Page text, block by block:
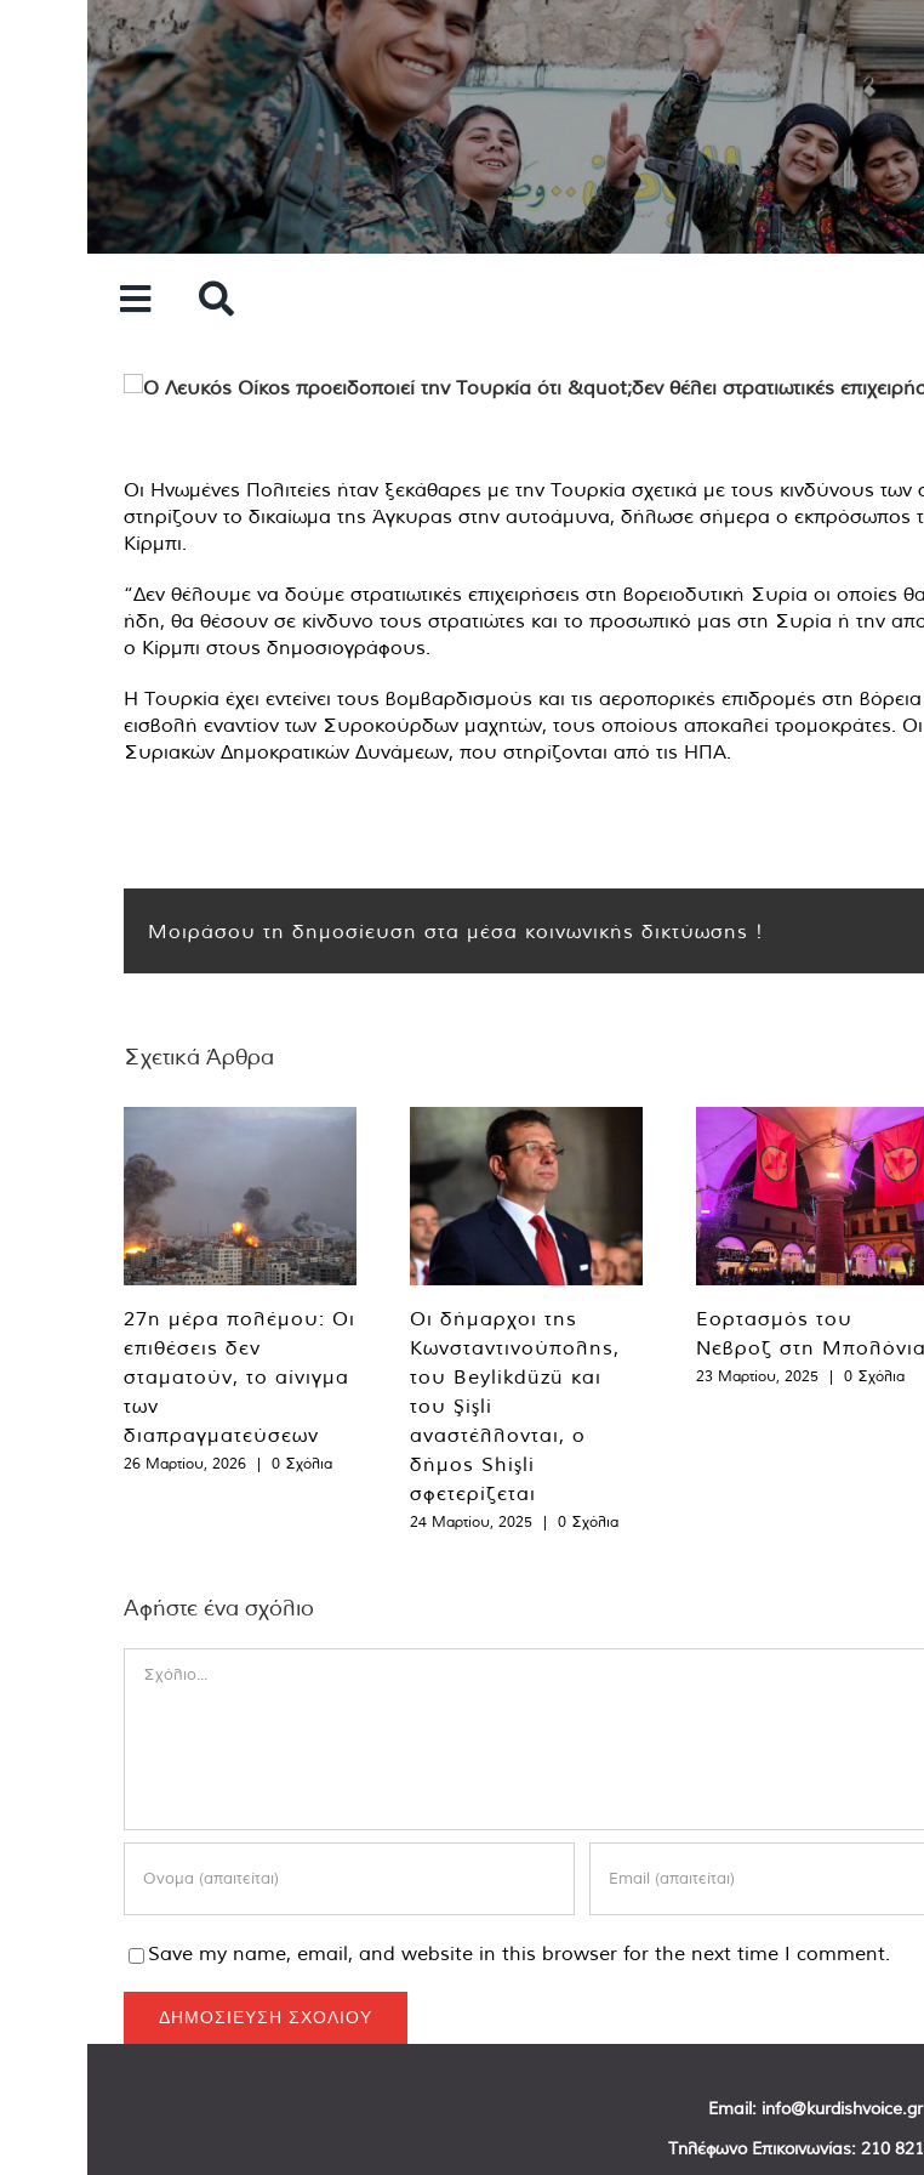
Οι Ηνωμένες Πολιτείες ήταν ξεκάθαρες με την Τουρκία σχετικά με τους κινδύνους των
στηρίζουν το δικαίωμα της Άγκυρας στην αυτοάμυνα, δήλωσε σήμερα ο
Κίρμπι.
“Δεν θέλουμε να δούμε στρατιωτικές επιχειρήσεις στη βορειοδυτική Συρία οι
ήδη, θα θέσουν σε κίνδυνο τους στρατιώτες και το προσωπικό μας στη Συρία ή την
ο Κίρμπι στους δημοσιογράφους.
Η Τουρκία έχει εντείνει τους βομβαρδισμούς και τις αεροπορικές επιδρομές στη
εισβολή εναντίον των Συροκούρδων μαχητών, τους οποίους αποκαλεί τρομοκράτες.
Συριακών Δημοκρατικών Δυνάμεων, που στηρίζονται από τις ΗΠΑ.
Μοιράσου τη δημοσίευση στα μέσα κοινωνικής δικτύωσης !
Σχετικά Άρθρα
27η μέρα πολέμου: Οι
επιθέσεις δεν
σταματούν, το αίνιγμα
των
διαπραγματεύσεων
26 Μαρτίου, 2026 | 0 Σχόλια
Οι δήμαρχοι της
Κωνσταντινούπολης,
του Beylikdüzü και
του Şişli
αναστέλλονται, ο
δήμος Shişli
σφετερίζεται
24 Μαρτίου, 2025 | 0 Σχόλια
Εορτασμός του
Νεβροζ στη Μπολόνια
23 Μαρτίου, 2025 | 0 Σχόλια
Αφήστε ένα σχόλιο
Save my name, email, and website in this browser for the next time I comment.
Email: info@kurdishvoice.gr
Τηλέφωνο Επικοινωνίας: 210